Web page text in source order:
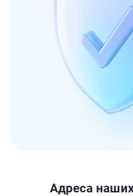
Адреса